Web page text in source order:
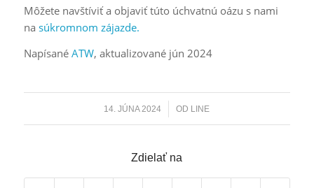
Môžete navštíviť a objaviť túto úchvatnú oázu s nami
na súkromnom zájazde.
Napísané ATW, aktualizované jún 2024
14. JÚNA 2024
/ OD LINE
Zdielať na